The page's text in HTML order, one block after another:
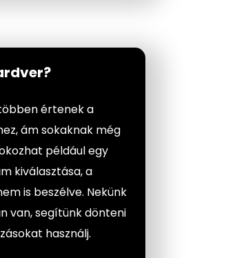
értenek a
ám sokaknak még
például egy
kiválasztása, a
is beszélve. Nekünk
van, segítünk dönteni
használj.